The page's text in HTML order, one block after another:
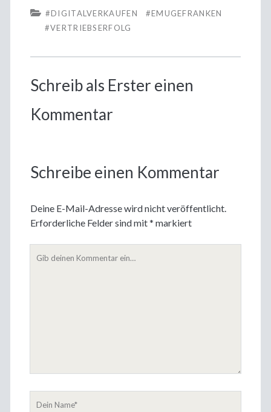
#DIGITALVERKAUFEN
#EMUGEFRANKEN
#VERTRIEBSERFOLG
Schreib als Erster einen
Kommentar
Schreibe einen Kommentar
Deine E-Mail-Adresse wird nicht veröffentlicht.
Erforderliche Felder sind mit* markiert